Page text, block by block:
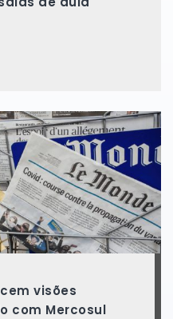
visões
com Mercosul